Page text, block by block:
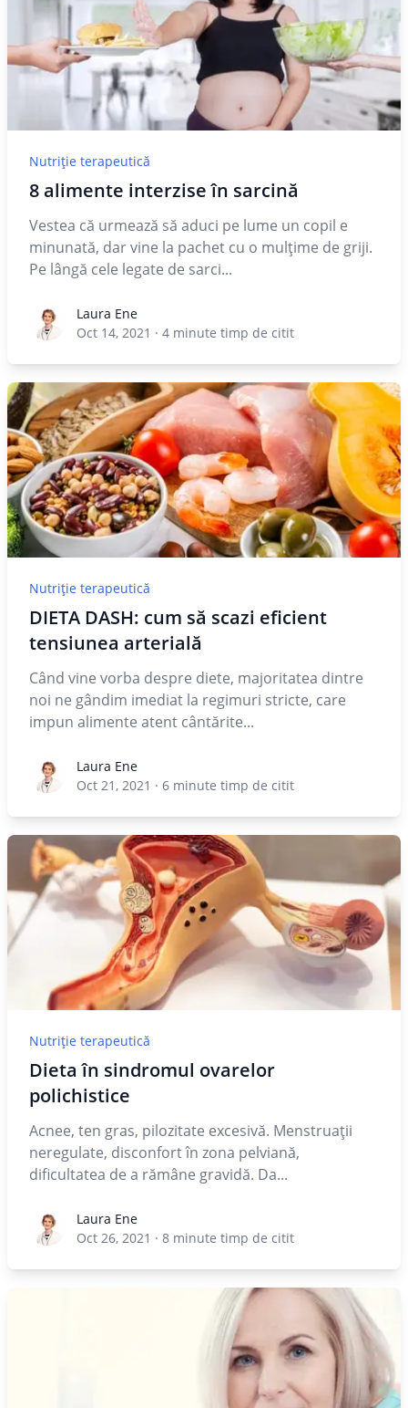
Nutriție terapeutică
8 alimente interzise în sarcină
Vestea că urmează să aduci pe lume un copil e
minunată, dar vine la pachet cu o mulțime de griji.
Pe lângă cele legate de sarci...
Laura EneLaura Ene
Oct 14, 2021 · 4 minute timp de citit
Nutriție terapeutică
DIETA DASH: cum să scazi eficient
tensiunea arterială
Când vine vorba despre diete, majoritatea dintre
noi ne gândim imediat la regimuri stricte, care
impun alimente atent cântărite...
Laura EneLaura Ene
Oct 21, 2021 · 6 minute timp de citit
Nutriție terapeutică
Dieta în sindromul ovarelor
polichistice
Acnee, ten gras, pilozitate excesivă. Menstruații
neregulate, disconfort în zona pelviană,
dificultatea de a rămâne gravidă. Da...
Laura EneLaura Ene
Oct 26, 2021 · 8 minute timp de citit